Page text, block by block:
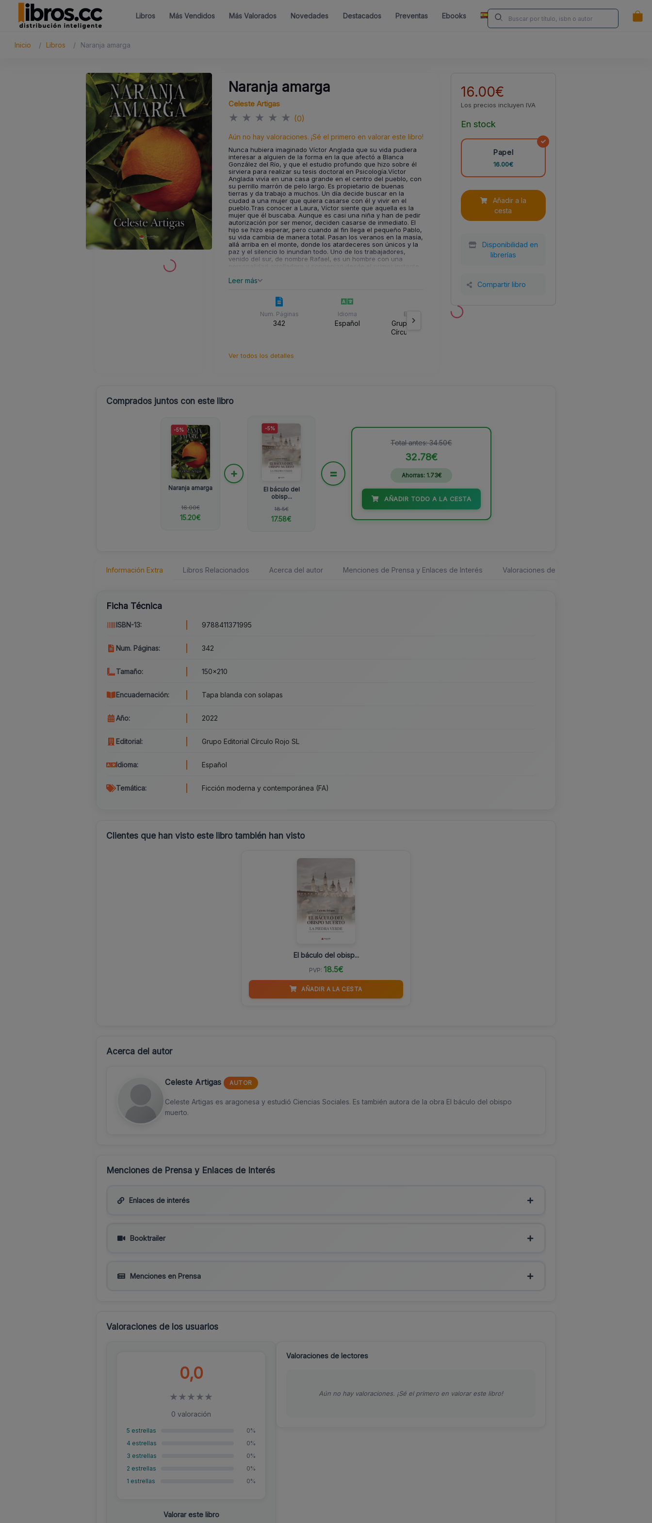
Libros Más Vendidos Más Valorados Novedades Destacados Preventas Ebooks Librerías Contacta ¿Eres Autor/a?
ES
Inicio Libros Naranja amarga
Naranja amarga
Celeste Artigas
★ ★ ★ ★ ★ (0)
Aún no hay valoraciones. ¡Sé el primero en valorar este libro!
Nunca hubiera imaginado Víctor Anglada que su vida pudiera
interesar a alguien de la forma en la que afectó a Blanca
González del Río, y que el estudio profundo que hizo sobre él
sirviera para realizar su tesis doctoral en Psicología.Víctor
Anglada vivía en una casa grande en el centro del pueblo, con
su perrillo marrón de pelo largo. Es propietario de buenas
tierras y da trabajo a muchos. Un día decide buscar en la
ciudad a una mujer que quiera casarse con él y vivir en el
pueblo.Tras conocer a Laura, Víctor siente que aquella es la
mujer que él buscaba. Aunque es casi una niña y han de pedir
autorización por ser menor, deciden casarse de inmediato. El
hijo se hizo esperar, pero cuando al fin llega el pequeño Pablo,
su vida cambia de manera total. Pasan los veranos en la masía,
allá arriba en el monte, donde los atardeceres son únicos y la
paz y el silencio lo inundan todo. Uno de los trabajadores,
venido del sur, de nombre Rafael, es un hombre con una
recuerda aquellos días con añoranza y dolor. Su sufrimiento es
mucho tiempo ya…
Leer más
Num. Páginas
342
Idioma
Español
Editorial
Grupo Editorial
Círculo Rojo SL
Ver todos los detalles
16.00€
Los precios incluyen IVA
En stock
Papel
16.00€
cesta
librerías
Compartir libro
Comprados juntos con este libro
-5%
Naranja amarga
16.00€
15.20€
+
-5%
El báculo del
obisp...
18.5€
17.58€
=
Total antes: 34.50€
32.78€
Ahorras: 1.73€
AÑADIR TODO A LA CESTA
Información Extra Libros Relacionados Acerca del autor Menciones de Prensa y Enlaces de Interés Valoraciones de los usuarios
Ficha Técnica
ISBN-13: 9788411371995
Num. Páginas: 342
Tamaño: 150x210
Encuadernación: Tapa blanda con solapas
Año: 2022
Editorial: Grupo Editorial Círculo Rojo SL
Idioma: Español
Temática: Ficción moderna y contemporánea (FA)
Clientes que han visto este libro también han visto
El báculo del obisp...
PVP: 18.5€
AÑADIR A LA CESTA
Acerca del autor
Celeste Artigas AUTOR
Celeste Artigas es aragonesa y estudió Ciencias Sociales. Es también autora de la obra El báculo del obispo
muerto.
Menciones de Prensa y Enlaces de Interés
Enlaces de interés
Booktrailer
Menciones en Prensa
Valoraciones de los usuarios
0,0
★★★★★
0 valoración
5 estrellas
0%
4 estrellas
0%
3 estrellas
0%
2 estrellas
0%
1 estrellas
0%
Valorar este libro
Valoraciones de lectores
Aún no hay valoraciones. ¡Sé el primero en valorar este libro!